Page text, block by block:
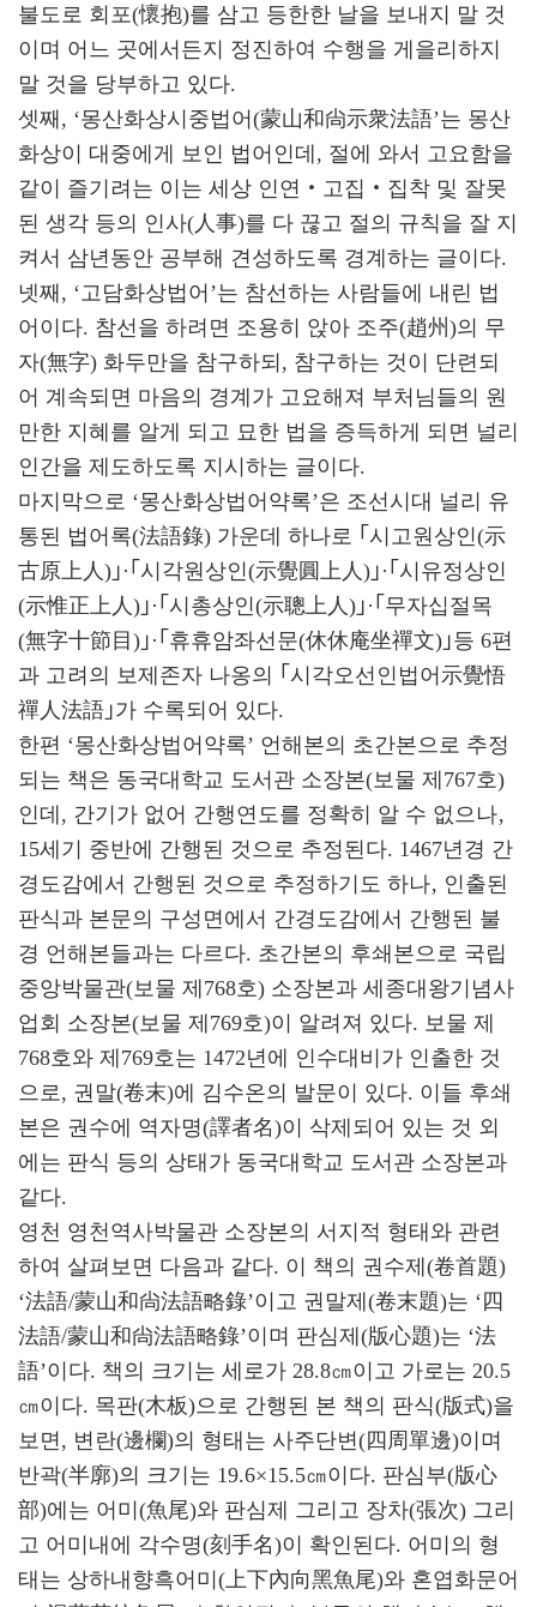
불도로 회포(懷抱)를 삼고 등한한 날을 보내지 말 것
이며 어느 곳에서든지 정진하여 수행을 게을리하지
말 것을 당부하고 있다.
셋째, ‘몽산화상시중법어(蒙山和尙示衆法語’는 몽산
화상이 대중에게 보인 법어인데, 절에 와서 고요함을
같이 즐기려는 이는 세상 인연‧고집‧집착 및 잘못
된 생각 등의 인사(人事)를 다 끊고 절의 규칙을 잘 지
켜서 삼년동안 공부해 견성하도록 경계하는 글이다.
넷째, ‘고담화상법어’는 참선하는 사람들에 내린 법
어이다. 참선을 하려면 조용히 앉아 조주(趙州)의 무
자(無字) 화두만을 참구하되, 참구하는 것이 단련되
어 계속되면 마음의 경계가 고요해져 부처님들의 원
만한 지혜를 알게 되고 묘한 법을 증득하게 되면 널리
인간을 제도하도록 지시하는 글이다.
마지막으로 ‘몽산화상법어약록’은 조선시대 널리 유
통된 법어록(法語錄) 가운데 하나로 ｢시고원상인(示
古原上人)｣·｢시각원상인(示覺圓上人)｣·｢시유정상인
(示惟正上人)｣·｢시총상인(示聰上人)｣·｢무자십절목
(無字十節目)｣·｢휴휴암좌선문(休休庵坐禪文)｣등 6편
과 고려의 보제존자 나옹의 ｢시각오선인법어示覺悟
禪人法語｣가 수록되어 있다.
한편 ‘몽산화상법어약록’ 언해본의 초간본으로 추정
되는 책은 동국대학교 도서관 소장본(보물 제767호)
인데, 간기가 없어 간행연도를 정확히 알 수 없으나‚
15세기 중반에 간행된 것으로 추정된다. 1467년경 간
경도감에서 간행된 것으로 추정하기도 하나‚ 인출된
판식과 본문의 구성면에서 간경도감에서 간행된 불
경 언해본들과는 다르다. 초간본의 후쇄본으로 국립
중앙박물관(보물 제768호) 소장본과 세종대왕기념사
업회 소장본(보물 제769호)이 알려져 있다. 보물 제
768호와 제769호는 1472년에 인수대비가 인출한 것
으로, 권말(卷末)에 김수온의 발문이 있다. 이들 후쇄
본은 권수에 역자명(譯者名)이 삭제되어 있는 것 외
에는 판식 등의 상태가 동국대학교 도서관 소장본과
같다.
영천 영천역사박물관 소장본의 서지적 형태와 관련
하여 살펴보면 다음과 같다. 이 책의 권수제(卷首題)
‘法語/蒙山和尙法語略錄’이고 권말제(卷末題)는 ‘四
法語/蒙山和尙法語略錄’이며 판심제(版心題)는 ‘法
語’이다. 책의 크기는 세로가 28.8㎝이고 가로는 20.5
㎝이다. 목판(木板)으로 간행된 본 책의 판식(版式)을
보면, 변란(邊欄)의 형태는 사주단변(四周單邊)이며
반곽(半廓)의 크기는 19.6×15.5㎝이다. 판심부(版心
部)에는 어미(魚尾)와 판심제 그리고 장차(張次) 그리
고 어미내에 각수명(刻手名)이 확인된다. 어미의 형
태는 상하내향흑어미(上下內向黑魚尾)와 혼엽화문어